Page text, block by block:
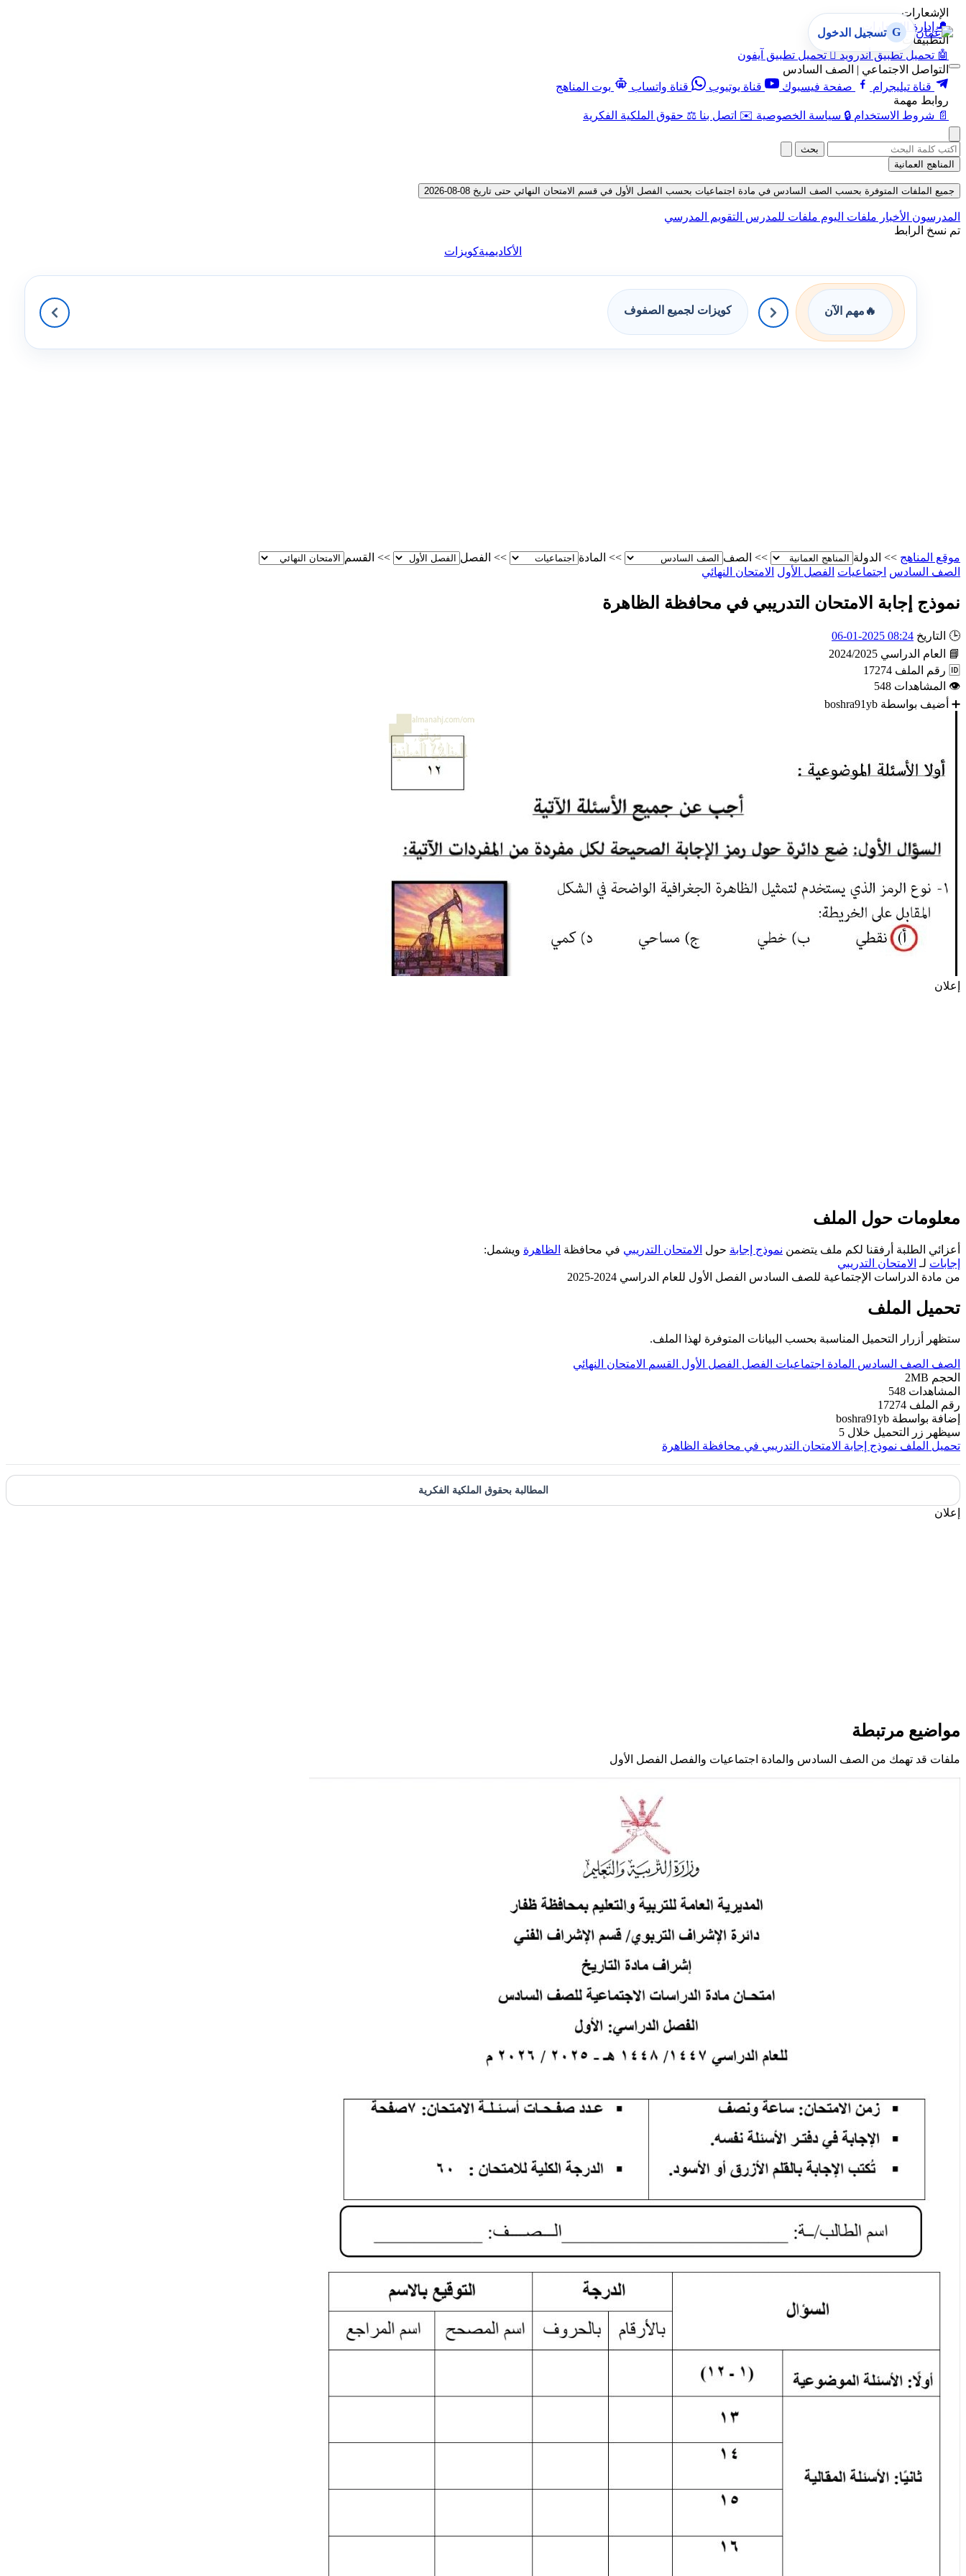
الإشعارات
🔔 إدارة الإشعارات
التطبيقات
🤖 تحميل تطبيق أندرويد  تحميل تطبيق آيفون
التواصل الاجتماعي | الصف السادس
قناة تيليجرام
صفحة فيسبوك قناة يوتيوب قناة واتساب
بوت المناهج
روابط مهمة
📄 شروط الاستخدام 🔒 سياسة الخصوصية ✉️ اتصل بنا ⚖️ حقوق الملكية الفكرية
G تسجيل الدخول
بحث
المناهج العمانية
جميع الملفات المتوفرة بحسب الصف السادس في مادة اجتماعيات بحسب الفصل الأول في قسم الامتحان النهائي حتى تاريخ 08-08-2026
المدرسون الأخبار ملفات اليوم ملفات للمدرس التقويم المدرسي
تم نسخ الرابط
الأكاديميةكويزات
🔥 مهم الآن كويزات لجميع الصفوف
موقع المناهج >> الدولة >> الصف >> المادة >> الفصل >> القسم
الصف السادس اجتماعيات الفصل الأول الامتحان النهائي
نموذج إجابة الامتحان التدريبي في محافظة الظاهرة
🕒 التاريخ 08:24 2025-01-06
📘
العام الدراسي 2024/2025
🆔 رقم الملف 17274
👁 المشاهدات 548
➕ أضيف بواسطة boshra91yb
إعلان
معلومات حول الملف
أعزائي الطلبة أرفقنا لكم ملف يتضمن نموذج إجابة حول الامتحان التدريبي في محافظة الظاهرة ويشمل:
إجابات لـ الامتحان التدريبي
من مادة الدراسات الإجتماعية للصف السادس الفصل الأول للعام الدراسي 2024-2025
تحميل الملف
ستظهر أزرار التحميل المناسبة بحسب البيانات المتوفرة لهذا الملف.
الصف الصف السادس المادة اجتماعيات الفصل الفصل الأول القسم الامتحان النهائي
الحجم 2MB
المشاهدات 548
رقم الملف 17274
إضافة بواسطة boshra91yb
سيظهر زر التحميل خلال 5
تحميل الملف نموذج إجابة الامتحان التدريبي في محافظة الظاهرة
المطالبة بحقوق الملكية الفكرية
إعلان
مواضيع مرتبطة
ملفات قد تهمك من الصف السادس والمادة اجتماعيات والفصل الفصل الأول